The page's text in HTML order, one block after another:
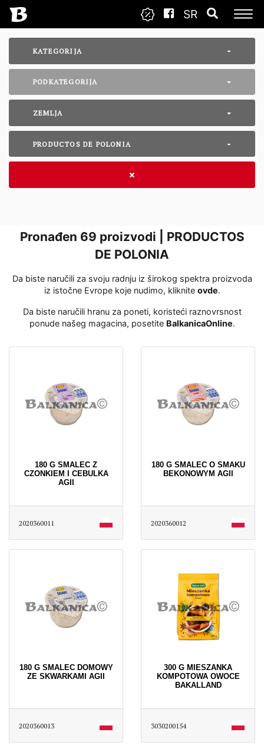
SR
KATEGORIJA
PODKATEGORIJA
ZEMLJA
PRODUCTOS DE POLONIA
Pronađen 69 proizvodi | PRODUCTOS
DE POLONIA
Da biste naručili za svoju radnju iz širokog spektra proizvoda
iz istočne Evrope koje nudimo, kliknite ovde․
Da biste naručili hranu za poneti, koristeći raznovrsnost
ponude našeg magacina, posetite BalkanicaOnline․
180 G SMALEC Z
CZONKIEM I CEBULKA
AGII
2020360011
180 G SMALEC O SMAKU
BEKONOWYM AGII
2020360012
180 G SMALEC DOMOWY
ZE SKWARKAMI AGII
2020360013
300 G MIESZANKA
KOMPOTOWA OWOCE
BAKALLAND
3030200154